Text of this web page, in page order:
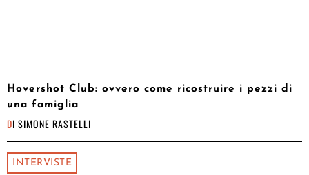
Hovershot Club: ovvero come ricostruire i pezzi di
una famiglia
DI SIMONE RASTELLI
INTERVISTE